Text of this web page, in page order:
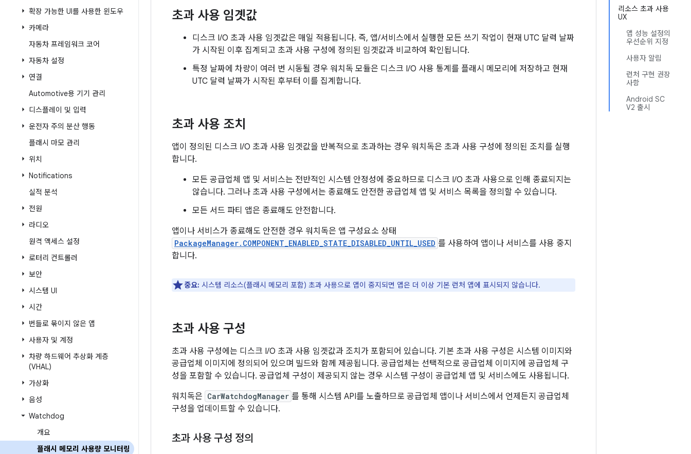
확장 가능한 UI를 사용한 윈도우
카메라
자동차 프레임워크 코어
자동차 설정
연결
Automotive용 기기 관리
디스플레이 및 입력
운전자 주의 분산 행동
플래시 마모 관리
위치
Notifications
실적 분석
전원
라디오
원격 액세스 설정
로터리 컨트롤러
보안
시스템 UI
시간
번들로 묶이지 않은 앱
사용자 및 계정
차량 하드웨어 추상화 계층
(VHAL)
가상화
음성
Watchdog
개요
플래시 메모리 사용량 모니터링
리소스 초과 사용
UX
앱 성능 설정의
우선순위 지정
사용자 알림
런처 구현 권장
사항
Android SC
V2 출시
초과 사용 임곗값
디스크 I/O 초과 사용 임곗값은 매일 적용됩니다. 즉, 앱/서비스에서 실행한 모든 쓰기 작업이 현재 UTC 달력 날짜
가 시작된 이후 집계되고 초과 사용 구성에 정의된 임곗값과 비교하여 확인됩니다.
특정 날짜에 차량이 여러 번 시동될 경우 워치독 모듈은 디스크 I/O 사용 통계를 플래시 메모리에 저장하고 현재
UTC 달력 날짜가 시작된 후부터 이를 집계합니다.
초과 사용 조치
앱이 정의된 디스크 I/O 초과 사용 임곗값을 반복적으로 초과하는 경우 워치독은 초과 사용 구성에 정의된 조치를 실행
합니다.
모든 공급업체 앱 및 서비스는 전반적인 시스템 안정성에 중요하므로 디스크 I/O 초과 사용으로 인해 종료되지는
않습니다. 그러나 초과 사용 구성에서는 종료해도 안전한 공급업체 앱 및 서비스 목록을 정의할 수 있습니다.
모든 서드 파티 앱은 종료해도 안전합니다.
앱이나 서비스가 종료해도 안전한 경우 워치독은 앱 구성요소 상태
PackageManager.COMPONENT_ENABLED_STATE_DISABLED_UNTIL_USED 를 사용하여 앱이나 서비스를 사용 중지
합니다.
중요: 시스템 리소스(플래시 메모리 포함) 초과 사용으로 앱이 중지되면 앱은 더 이상 기본 런처 앱에 표시되지 않습니다.
초과 사용 구성
초과 사용 구성에는 디스크 I/O 초과 사용 임곗값과 조치가 포함되어 있습니다. 기본 초과 사용 구성은 시스템 이미지와
공급업체 이미지에 정의되어 있으며 빌드와 함께 제공됩니다. 공급업체는 선택적으로 공급업체 이미지에 공급업체 구
성을 포함할 수 있습니다. 공급업체 구성이 제공되지 않는 경우 시스템 구성이 공급업체 앱 및 서비스에도 사용됩니다.
워치독은 CarWatchdogManager 를 통해 시스템 API를 노출하므로 공급업체 앱이나 서비스에서 언제든지 공급업체
구성을 업데이트할 수 있습니다.
초과 사용 구성 정의